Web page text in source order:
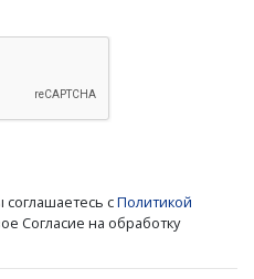
сПолитикой
Согласие на обработку